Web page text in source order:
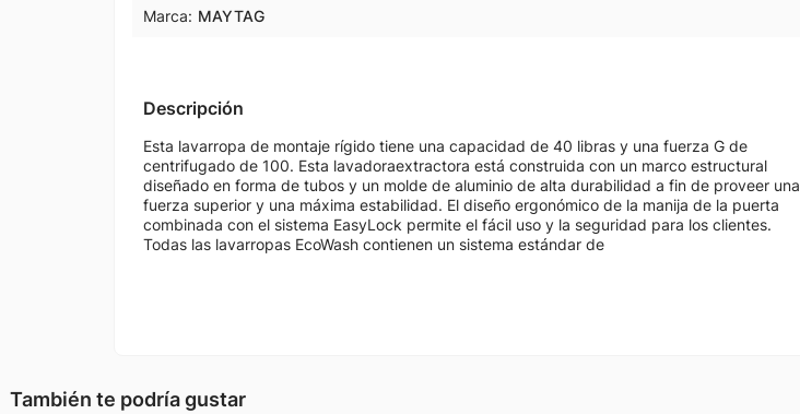
Marca: MAYTAG
Descripción
Esta lavarropa de montaje rígido tiene una capacidad de 40 libras y una fuerza G de
centrifugado de 100. Esta lavadoraextractora está construida con un marco estructural
diseñado en forma de tubos y un molde de aluminio de alta durabilidad a fin de proveer una
fuerza superior y una máxima estabilidad. El diseño ergonómico de la manija de la puerta
combinada con el sistema EasyLock permite el fácil uso y la seguridad para los clientes.
Todas las lavarropas EcoWash contienen un sistema estándar de
También te podría gustar